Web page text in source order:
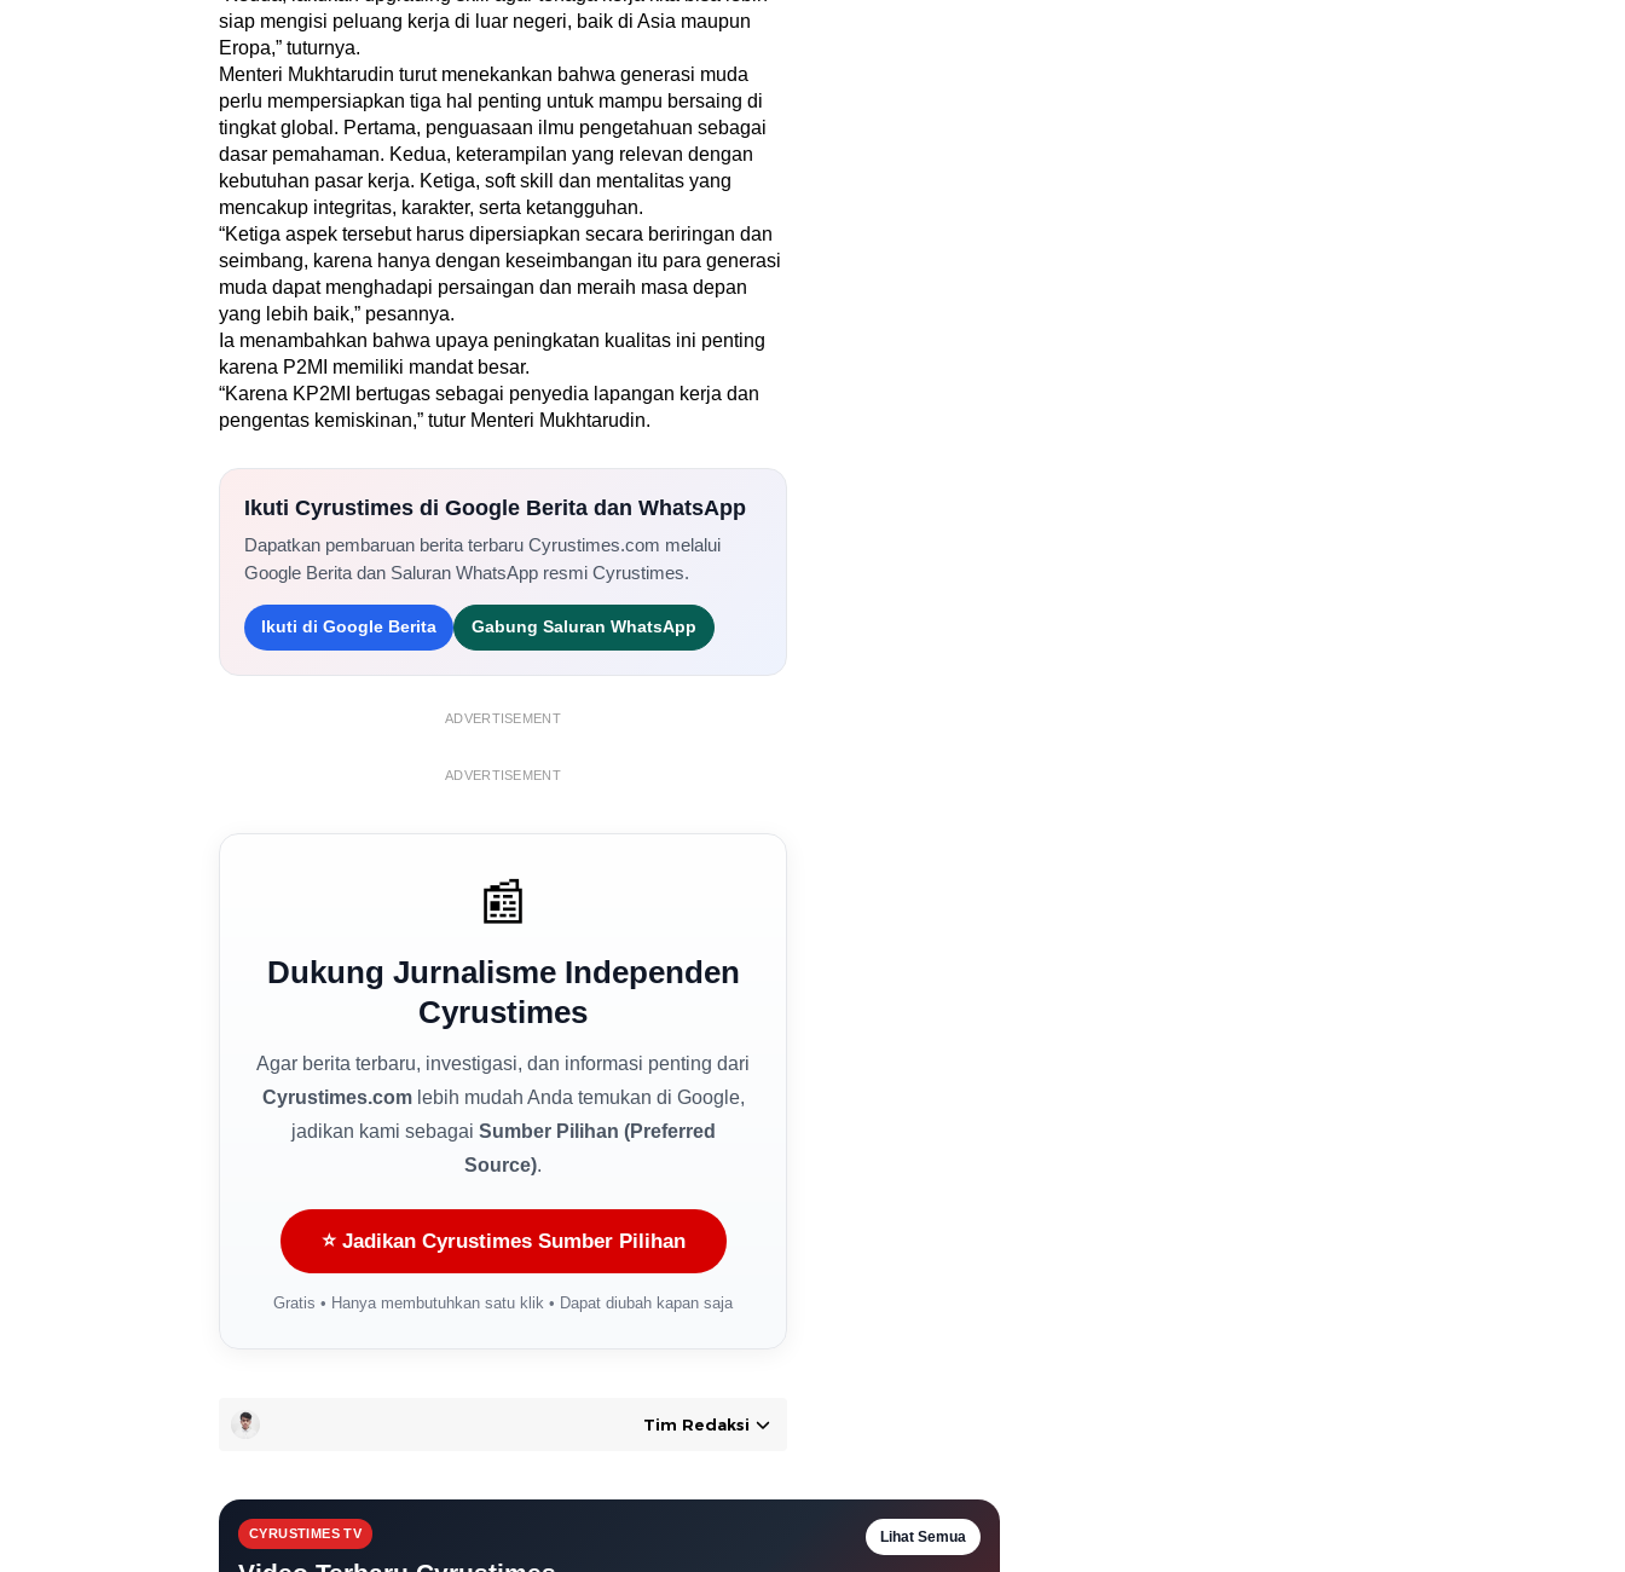
siap mengisi peluang kerja di luar negeri, baik di Asia maupun
Eropa,” tuturnya.
Menteri Mukhtarudin turut menekankan bahwa generasi muda
perlu mempersiapkan tiga hal penting untuk mampu bersaing di
tingkat global. Pertama, penguasaan ilmu pengetahuan sebagai
dasar pemahaman. Kedua, keterampilan yang relevan dengan
kebutuhan pasar kerja. Ketiga, soft skill dan mentalitas yang
mencakup integritas, karakter, serta ketangguhan.
“Ketiga aspek tersebut harus dipersiapkan secara beriringan dan
seimbang, karena hanya dengan keseimbangan itu para generasi
muda dapat menghadapi persaingan dan meraih masa depan
yang lebih baik,” pesannya.
Ia menambahkan bahwa upaya peningkatan kualitas ini penting
karena P2MI memiliki mandat besar.
“Karena KP2MI bertugas sebagai penyedia lapangan kerja dan
pengentas kemiskinan,” tutur Menteri Mukhtarudin.
Ikuti Cyrustimes di Google Berita dan WhatsApp
Dapatkan pembaruan berita terbaru Cyrustimes.com melalui
Google Berita dan Saluran WhatsApp resmi Cyrustimes.
Ikuti di Google Berita Gabung Saluran WhatsApp
ADVERTISEMENT
ADVERTISEMENT
📰
Dukung Jurnalisme Independen
Cyrustimes
Agar berita terbaru, investigasi, dan informasi penting dari
Cyrustimes.comlebih mudah Anda temukan di Google,
jadikan kami sebagai Sumber Pilihan (Preferred
Source).
⭐ Jadikan Cyrustimes Sumber Pilihan
Gratis • Hanya membutuhkan satu klik • Dapat diubah kapan saja
Tim Redaksi
CYRUSTIMES TV Lihat Semua